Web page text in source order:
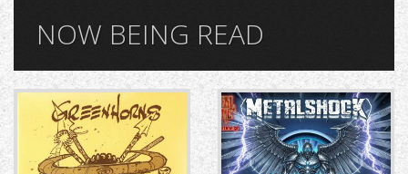
NOW BEING READ